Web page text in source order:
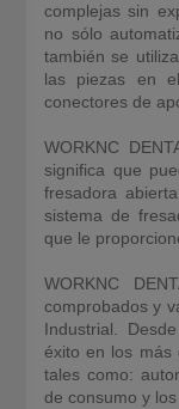
complejas sin
no sólo
también se
las piezas en
conectores de
WORKNC
significa que
fresadora
sistema de
que le
WORKNC
comprobados y
Industrial.
éxito en los más
tales como:
de consumo y